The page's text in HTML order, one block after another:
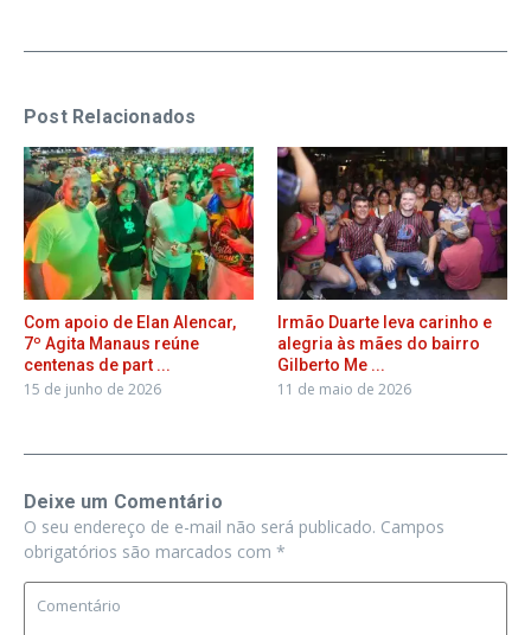
Post Relacionados
Com apoio de Elan Alencar,
7º Agita Manaus reúne
centenas de part ...
15 de junho de 2026
Irmão Duarte leva carinho e
alegria às mães do bairro
Gilberto Me ...
11 de maio de 2026
Deixe um Comentário
O seu endereço de e-mail não será publicado. Campos
obrigatórios são marcados com *